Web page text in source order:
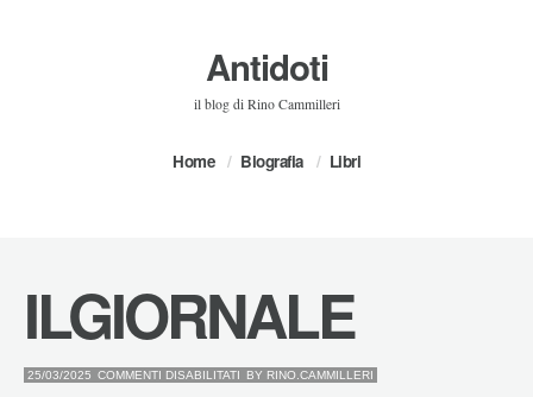
Antidoti
il blog di Rino Cammilleri
Home Biografia Libri
ILGIORNALE
25/03/2025 COMMENTI DISABILITATI SU
BY RINO.CAMMILLERI